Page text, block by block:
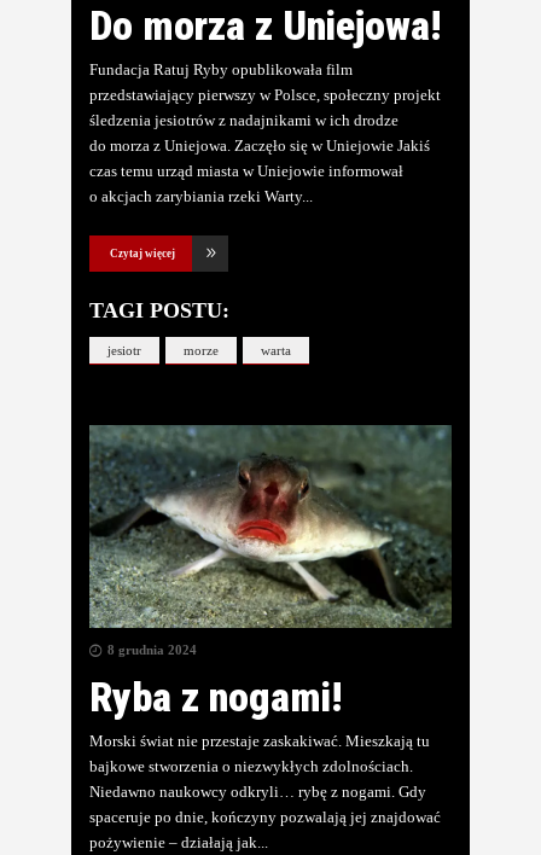
Do morza z Uniejowa!
Fundacja Ratuj Ryby opublikowała film
przedstawiający pierwszy w Polsce, społeczny projekt
śledzenia jesiotrów z nadajnikami w ich drodze
do morza z Uniejowa. Zaczęło się w Uniejowie Jakiś
czas temu urząd miasta w Uniejowie informował
o akcjach zarybiania rzeki Warty
Czytaj więcej
TAGI POSTU:
jesiotr morze warta
8 grudnia 2024
Ryba z nogami!
Morski świat nie przestaje zaskakiwać. Mieszkają tu
bajkowe stworzenia o niezwykłych zdolnościach.
Niedawno naukowcy odkryli… rybę z nogami. Gdy
spaceruje po dnie, kończyny pozwalają jej znajdować
pożywienie – działają jak